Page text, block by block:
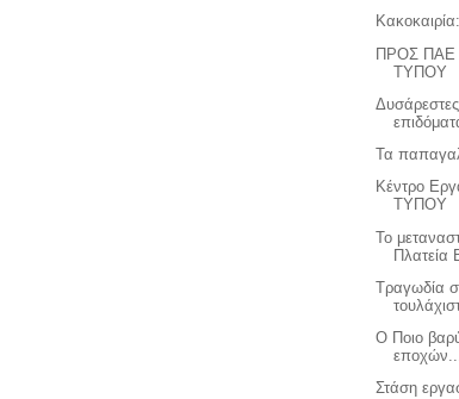
ΠΡΟΣ ΠΑΕ
ΤΥΠΟΥ
Τα
Κέντρο
ΤΥΠΟΥ
Το
Πλατεία
Τραγωδία
Ο Ποιο
Στάση